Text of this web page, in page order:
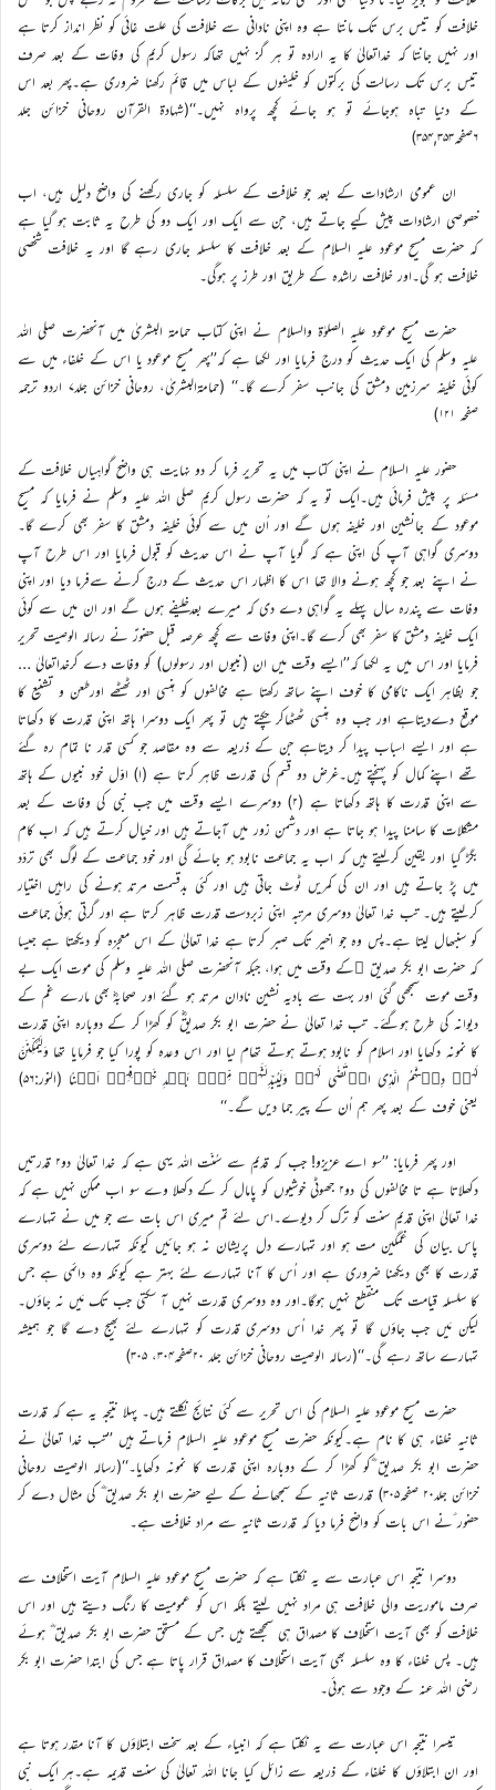
خلافت کو تیس برس تک مانتا ہے وہ اپنی نادانی سے خلافت کی علت غائی کو نظر انداز کرتا ہے
اور نہیں جانتا کہ خداتعالیٰ کا یہ ارادہ تو ہر گز نہیں تھاکہ رسول کریم کی وفات کے بعد صرف
تیس برس تک رسالت کی برکتوں کو خلیفوں کے لباس میں قائم رکھنا ضروری ہے۔پھر بعد اس
کے دنیا تباہ ہوجائے تو ہو جائے کچھ پرواہ نہیں۔‘‘(شہادۃ القرآن روحانی خزائن جلد
۶صفحہ۳۵۴,۳۵۳)
ان عمومی ارشادات کے بعد جو خلافت کے سلسلہ کو جاری رکھنے کی واضح دلیل ہیں، اب
خصوصی ارشادات پیش کیے جاتے ہیں، جن سے ایک اور ایک دو کی طرح یہ ثابت ہو گیا ہے
کہ حضرت مسیح موعود علیہ السلام کے بعد خلافت کا سلسلہ جاری رہے گا اور یہ خلافت شخصی
خلافت ہو گی۔اور خلافت راشدہ کے طریق اور طرز پر ہوگی۔
حضرت مسیح موعود علیہ الصلوٰۃ والسلام نے اپنی کتاب حمامة البشریٰ میں آنحضرت صلی اللہ
علیہ وسلم کی ایک حدیث کو درج فرمایا اور لکھا ہے کہ’’پھر مسیح موعود یا اس کے خلفاء میں سے
کوئی خلیفہ سرزمین دمشق کی جانب سفر کرے گا۔‘‘ (حمامۃالبشریٰ، روحانی خزائن جلد۷ اردو ترجمہ
صفحہ ۱۲۱)
حضور علیہ السلام نے اپنی کتاب میں یہ تحریر فرما کر دو نہایت ہی واضح گواہیاں خلافت کے
مسئلہ پر پیش فرمائی ہیں۔ایک تو یہ کہ حضرت رسول کریم صلی اللہ علیہ وسلم نے فرمایا کہ مسیح
موعود کے جانشین اور خلیفہ ہوں گے اور اُن میں سے کوئی خلیفہ دمشق کا سفر بھی کرے گا۔
دوسری گواہی آپ کی اپنی ہے کہ گویا آپ نے اس حدیث کو قبول فرمایا اور اس طرح آپ
نے اپنے بعد جو کچھ ہونے والا تھا اس کا اظہار اس حدیث کے درج کرنے سےفرما دیا اور اپنی
وفات سے پندرہ سال پہلے یہ گواہی دے دی کہ میرے بعدخلیفے ہوں گے اور ان میں سے کوئی
ایک خلیفہ دمشق کا سفر بھی کرے گا۔اپنی وفات سے کچھ عرصہ قبل حضورؑ نے رسالہ الوصيت تحریر
فرمایا اور اس میں یہ لکھا کہ’’ایسے وقت میں ان (نبیوں اور رسولوں) کو وفات دے کرخداتعالیٰ …
جو بظاہر ایک ناکامی کا خوف اپنے ساتھ رکھتا ہے مخالفوں کو ہنسی اور ٹھٹھے اورطعن و تشنیع کا
موقع دےدیتاہے اور جب وہ ہنسی ٹھٹھاکر چکتے ہیں تو پھر ایک دوسرا ہاتھ اپنی قدرت کا دکھاتا
ہے اور ایسے اسباب پیدا کر دیتاہے جن کے ذریعہ سے وہ مقاصد جو کسی قدر نا تمام رہ گئے
تھے اپنے کمال کو پہنچتے ہیں۔غرض دو قسم کی قدرت ظاہر کرتا ہے (ا) اوّل خود نبیوں کے ہاتھ
سے اپنی قدرت کا ہاتھ دکھاتا ہے (۲) دوسرے ایسے وقت میں جب نبی کی وفات کے بعد
مشکلات کا سامنا پیدا ہو جاتا ہے اور دشمن زور میں آجاتے ہیں اور خیال کرتے ہیں کہ اب کام
بگڑ گیا اور یقین کرلیتے ہیں کہ اب یہ جماعت نابود ہو جائے گی اور خود جماعت کے لوگ بھی تردّد
میں پڑ جاتے ہیں اور ان کی کمریں ٹوٹ جاتی ہیں اور کئی بدقسمت مرتد ہونے کی راہیں اختیار
کرلیتے ہیں۔ تب خدا تعالیٰ دوسری مرتبہ اپنی زبردست قدرت ظاہر کرتا ہے اور گرتی ہوئی جماعت
کو سنبھال لیتا ہے۔پس وہ جو اخیر تک صبر کرتا ہے خدا تعالیٰ کے اس معجزہ کو دیکھتا ہے جیسا
کہ حضرت ابو بکر صدیق ؓکے وقت میں ہوا، جبکہ آنحضرت صلی اللہ علیہ وسلم کی موت ایک بے
وقت موت سمجھی گئی اور بہت سے بادیہ نشین نادان مرتد ہو گئے اور صحابہؓ بھی مارے غم کے
دیوانہ کی طرح ہوگئے۔ تب خدا تعالیٰ نے حضرت ابو بکر صدیقؓ کو کھڑا کر کے دوبارہ اپنی قدرت
کا نمونہ دکھایا اور اسلام کو نابود ہوتے ہوتے تھام لیا اور اس وعدہ کو پورا کیا جو فرمایا تھا وَلَیُمَکِّنَنَّ
لَہُمۡ دِیۡنَہُمُ الَّذِی ارۡتَضٰی لَہُمۡ وَلَیُبَدِّلَنَّہُمۡ مِّنۡۢ بَعۡدِ خَوۡفِہِمۡ اَمۡنًا (النور:۵۶)
یعنی خوف کے بعد پھر ہم اُن کے پیر جما دیں گے۔‘‘
اور پھر فرمایا: ’’سو اے عزیزو! جب کہ قدیم سے سُنّت اللہ یہی ہے کہ خدا تعالیٰ دو۲ قدرتیں
دکھلاتا ہے تا مخالفوں کی دو۲ جھوٹی خوشیوں کو پامال کر کے دکھلا وے سو اب ممکن نہیں ہے کہ
خدا تعالیٰ اپنی قدیم سنت کو ترک کر دیوے۔اس لئے تم میری اس بات سے جو میں نے تمہارے
پاس بیان کی غمگین مت ہو اور تمہارے دل پریشان نہ ہو جائیں کیونکہ تمہارے لئے دوسری
قدرت کا بھی دیکھنا ضروری ہے اور اُس کا آنا تمہارے لئے بہتر ہے کیونکہ وہ دائمی ہے جس
کا سلسلہ قیامت تک منقطع نہیں ہوگا۔اور وہ دوسری قدرت نہیں آ سکتی جب تک مَیں نہ جاؤں۔
لیکن مَیں جب جاؤں گا تو پھر خدا اُس دوسری قدرت کو تمہارے لئے بھیج دے گا جو ہمیشہ
تمہارے ساتھ رہے گی۔‘‘(رسالہ الوصیت روحانی خزائن جلد ۲۰صفحہ۳۰۴، ۳۰۵)
حضرت مسیح موعود علیہ السلام کی اس تحریر سے کئی نتائج نکلتے ہیں۔ پہلا نتیجہ یہ ہے کہ قدرت
ثانیہ خلفاء ہی کا نام ہے۔کیونکہ حضرت مسیح موعود علیہ السلام فرماتے ہیں ’’تب خدا تعالیٰ نے
حضرت ابو بکر صدیق ؓکو کھڑا کر کے دوبارہ اپنی قدرت کا نمونہ دکھایا۔‘‘(رسالہ الوصیت روحانی
خزائن جلد۲۰ صفحہ۳۰۵) قدرت ثانیہ کے سمجھانے کے لیے حضرت ابو بکر صدیق ؓ کی مثال دے کر
حضور ؑنے اس بات کو واضح فرما دیا کہ قدرت ثانیہ سے مراد خلافت ہے۔
دوسرا نتیجہ اس عبارت سے یہ نکلتا ہے کہ حضرت مسیح موعود علیہ السلام آیت استخلاف سے
صرف ماموریت والی خلافت ہی مراد نہیں لیتے بلکہ اس کو عمومیت کا رنگ دیتے ہیں اور اس
خلافت کو بھی آیت استخلاف کا مصداق ہی سمجھتے ہیں جس کے مستحق حضرت ابو بکر صدیق ؓ ہوئے
ہیں۔ پس خلفاء کا وہ سلسلہ بھی آیت استخلاف کا مصداق قرار پاتا ہے جس کی ابتدا حضرت ابو بکر
رضی اللہ عنہ کے وجود سے ہوئی۔
تیسرا نتیجہ اس عبارت سے یہ نکلتا ہے کہ انبیاء کے بعد سخت ابتلاؤں کا آنا مقدر ہوتا ہے
اور ان ابتلاؤں کا خلفاء کے ذریعہ سے زائل کیا جانا اللہ تعالیٰ کی سنت قدیمہ ہے۔ہر ایک نبی